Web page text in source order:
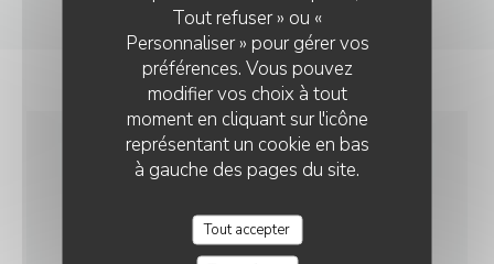
Tout refuser » ou «
Personnaliser » pour gérer vos
préférences. Vous pouvez
modifier vos choix à tout
moment en cliquant sur l'icône
représentant un cookie en bas
à gauche des pages du site.
Tout accepter
INFOS PRATIQUES
CUISINE